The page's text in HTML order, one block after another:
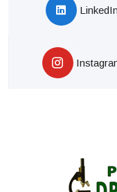
LinkedIn